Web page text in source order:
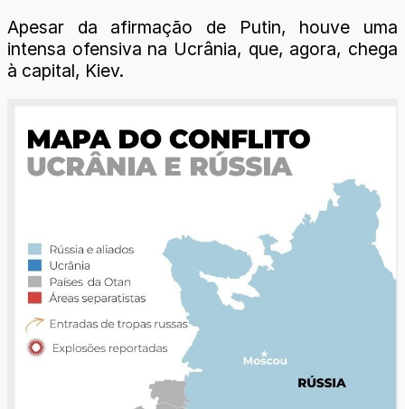
Apesar da afirmação de Putin, houve uma
intensa ofensiva na Ucrânia, que, agora, chega
à capital, Kiev.